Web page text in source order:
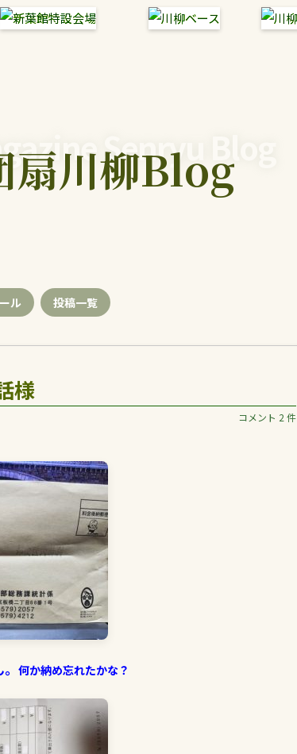
Senryu Blog
扇川柳Blog
ル 投稿一覧
様
コメント 2 件
何か納め忘れたかな？